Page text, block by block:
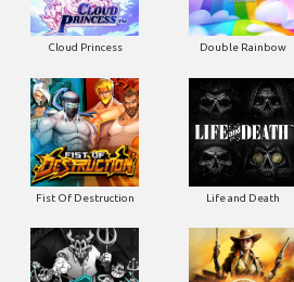
Cloud Princess Double Rainbow
Fist Of Destruction Life and Death